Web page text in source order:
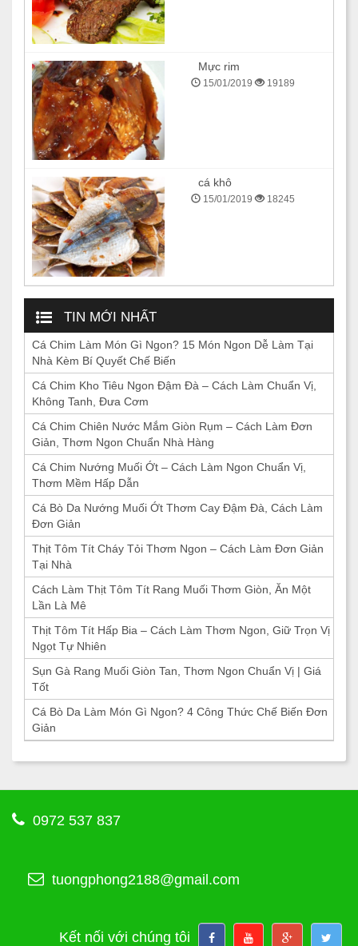
Mực rim
15/01/2019 19189
cá khô
15/01/2019 18245
TIN MỚI NHẤT
Cá Chim Làm Món Gì Ngon? 15 Món Ngon Dễ Làm Tại
Nhà Kèm Bí Quyết Chế Biến
Cá Chim Kho Tiêu Ngon Đậm Đà – Cách Làm Chuẩn Vị,
Không Tanh, Đưa Cơm
Cá Chim Chiên Nước Mắm Giòn Rụm – Cách Làm Đơn
Giản, Thơm Ngon Chuẩn Nhà Hàng
Cá Chim Nướng Muối Ớt – Cách Làm Ngon Chuẩn Vị,
Thơm Mềm Hấp Dẫn
Cá Bò Da Nướng Muối Ớt Thơm Cay Đậm Đà, Cách Làm
Đơn Giản
Thịt Tôm Tít Cháy Tỏi Thơm Ngon – Cách Làm Đơn Giản
Tại Nhà
Cách Làm Thịt Tôm Tít Rang Muối Thơm Giòn, Ăn Một
Lần Là Mê
Thịt Tôm Tít Hấp Bia – Cách Làm Thơm Ngon, Giữ Trọn Vị
Ngọt Tự Nhiên
Sụn Gà Rang Muối Giòn Tan, Thơm Ngon Chuẩn Vị | Giá
Tốt
Cá Bò Da Làm Món Gì Ngon? 4 Công Thức Chế Biến Đơn
Giản
0972 537 837
tuongphong2188@gmail.com
Kết nối với chúng tôi